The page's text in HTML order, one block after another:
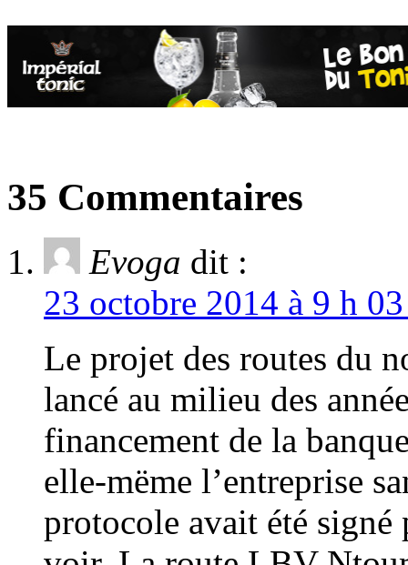
35 Commentaires
Evoga dit :
23 octobre 2014 à 9 h
Le projet des routes du
lancé au milieu des
financement de la
elle-mëme l’entreprise
protocole avait été